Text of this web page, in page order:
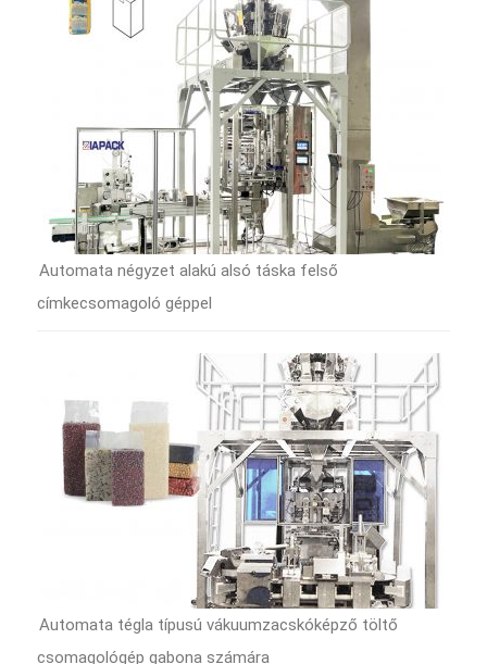
Automata négyzet alakú alsó táska felső
címkecsomagoló géppel
Automata tégla típusú vákuumzacskóképző töltő
csomagológép gabona számára